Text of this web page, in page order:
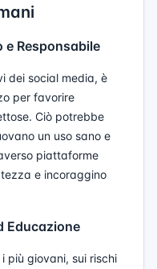
e Responsabile
dei social media, è
per favorire
Ciò potrebbe
un uso sano e
piattaforme
e incoraggino
Educazione
più giovani, sui rischi